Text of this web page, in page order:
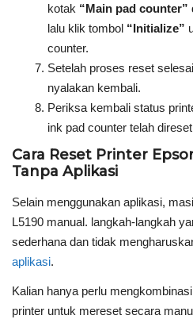
kotak “Main pad counter”
lalu klik tombol “Initialize”
counter.
Setelah proses reset
nyalakan kembali.
Periksa kembali status
ink pad counter telah
Cara Reset Printer
Tanpa Aplikasi
Selain menggunakan aplikasi,
L5190 manual. langkah-langkah
sederhana dan tidak
aplikasi.
Kalian hanya perlu
printer untuk mereset secara